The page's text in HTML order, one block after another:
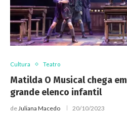
Cultura Teatro
Matilda O Musical chega
grande elenco infantil
deJuliana Macedo 20/10/2023